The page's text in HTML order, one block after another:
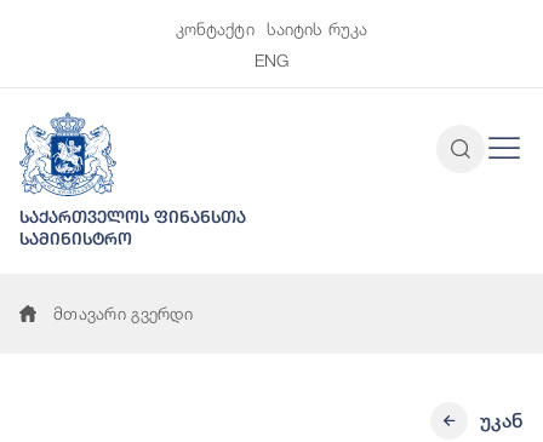
კონტაქტი
საიტის რუკა
ENG
საქართველოს ფინანსთა
სამინისტრო
მთავარი გვერდი
უკან